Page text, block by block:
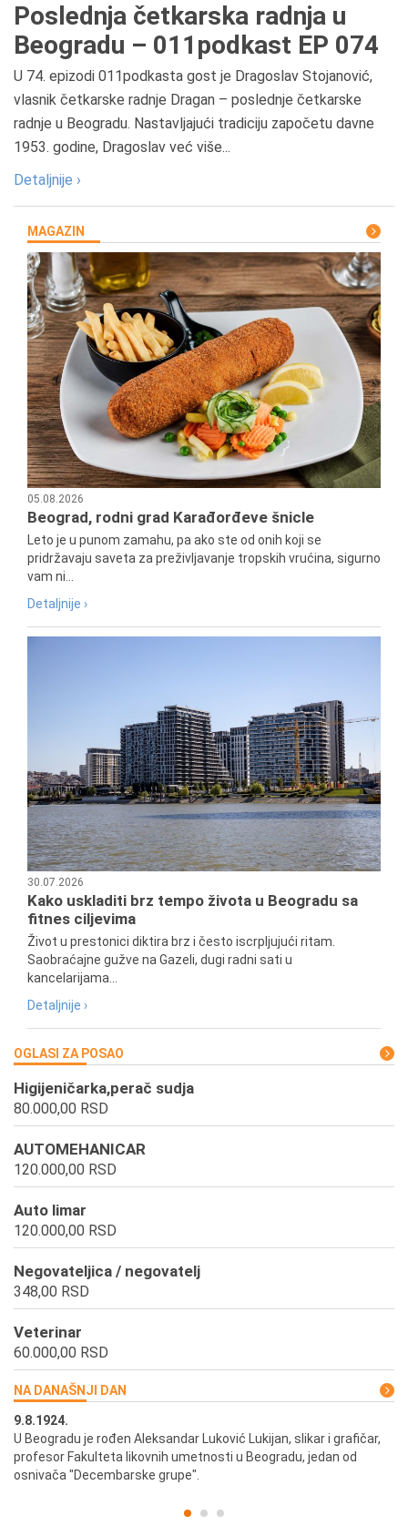
Poslednja četkarska radnja u
Beogradu – 011podkast EP 074
U 74. epizodi 011podkasta gost je Dragoslav Stojanović,
vlasnik četkarske radnje Dragan – poslednje četkarske
radnje u Beogradu. Nastavljajući tradiciju započetu davne
1953. godine, Dragoslav već više...
Detaljnije ›
MAGAZIN
05.08.2026
Beograd, rodni grad Karađorđeve šnicle
Leto je u punom zamahu, pa ako ste od onih koji se
pridržavaju saveta za preživljavanje tropskih vrućina, sigurno
vam ni...
Detaljnije ›
30.07.2026
Kako uskladiti brz tempo života u Beogradu sa
fitnes ciljevima
Život u prestonici diktira brz i često iscrpljujući ritam.
Saobraćajne gužve na Gazeli, dugi radni sati u
kancelarijama...
Detaljnije ›
OGLASI ZA POSAO
Higijeničarka,perač sudja
80.000,00 RSD
AUTOMEHANICAR
120.000,00 RSD
Auto limar
120.000,00 RSD
Negovateljica / negovatelj
348,00 RSD
Veterinar
60.000,00 RSD
NA DANAŠNJI DAN
9.8.1924.
U Beogradu je rođen Aleksandar Luković Lukijan, slikar i grafičar,
profesor Fakulteta likovnih umetnosti u Beogradu, jedan od
osnivača "Decembarske grupe".